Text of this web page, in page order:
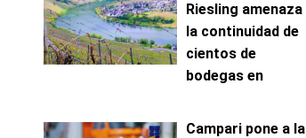
Riesling amenaza
la continuidad de
cientos de
bodegas en
Campari pone a la